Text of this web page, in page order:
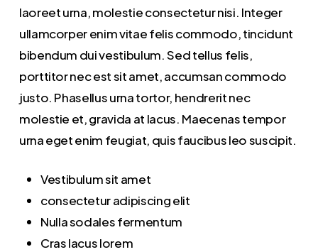
laoreet urna, molestie consectetur nisi. Integer
ullamcorper enim vitae felis commodo, tincidunt
bibendum dui vestibulum. Sed tellus felis,
porttitor nec est sit amet, accumsan commodo
justo. Phasellus urna tortor, hendrerit nec
molestie et, gravida at lacus. Maecenas tempor
urna eget enim feugiat, quis faucibus leo suscipit.
Vestibulum sit amet
consectetur adipiscing elit
Nulla sodales fermentum
Cras lacus lorem